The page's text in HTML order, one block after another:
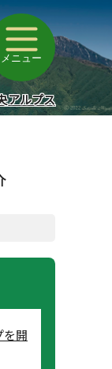
メニュー
アルプス
を開